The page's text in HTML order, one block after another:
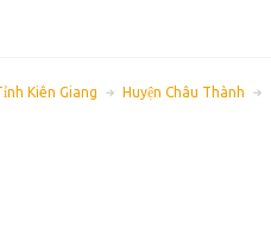
Kiên Giang Huyện Châu Thành